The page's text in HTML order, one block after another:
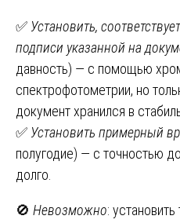
✅ Установить,
подписи указанной на
давность) — с помощью
спектрофотометрии, но
документ хранился в
✅ Установить примерный
полугодие) — с точностью
долго.
🚫 Невозможно: